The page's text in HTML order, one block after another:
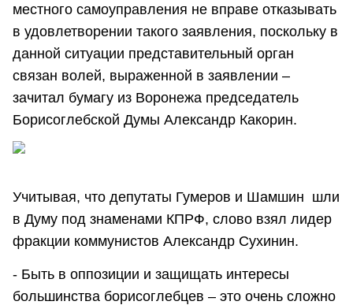
местного самоуправления не вправе отказывать
в удовлетворении такого заявления, поскольку в
данной ситуации представительный орган
связан волей, выраженной в заявлении –
зачитал бумагу из Воронежа председатель
Борисоглебской Думы Александр Какорин.
Учитывая, что депутаты Гумеров и Шамшин шли
в Думу под знаменами КПРФ, слово взял лидер
фракции коммунистов Александр Сухинин.
- Быть в оппозиции и защищать интересы
большинства борисоглебцев – это очень сложно